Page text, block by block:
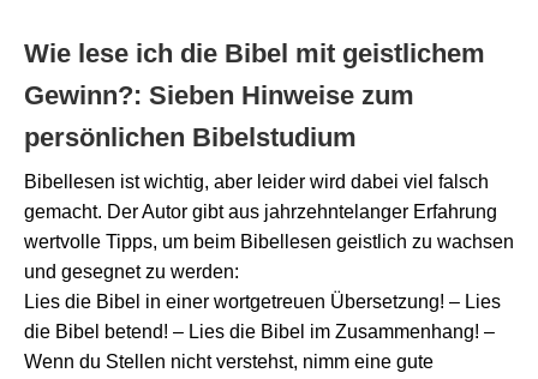
Wie lese ich die Bibel mit geistlichem
Gewinn?: Sieben Hinweise zum
persönlichen Bibelstudium
Bibellesen ist wichtig, aber leider wird dabei viel falsch
gemacht. Der Autor gibt aus jahrzehntelanger Erfahrung
wertvolle Tipps, um beim Bibellesen geistlich zu wachsen
und gesegnet zu werden:
Lies die Bibel in einer wortgetreuen Übersetzung! – Lies
die Bibel betend! – Lies die Bibel im Zusammenhang! –
Wenn du Stellen nicht verstehst, nimm eine gute